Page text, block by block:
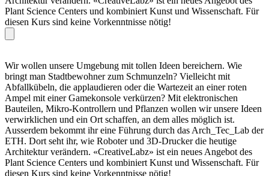
Plant Science Centers und kombiniert Kunst und Wissenschaft. Für
diesen Kurs sind keine Vorkenntnisse nötig!
Wir wollen unsere Umgebung mit tollen Ideen bereichern. Wie
bringt man Stadtbewohner zum Schmunzeln? Vielleicht mit
Abfallkübeln, die applaudieren oder die Wartezeit an einer roten
Ampel mit einer Gamekonsole verkürzen? Mit elektronischen
Bauteilen, Mikro-Kontrollern und Pflanzen wollen wir unsere Ideen
verwirklichen und ein Ort schaffen, an dem alles möglich ist.
Ausserdem bekommt ihr eine Führung durch das Arch_Tec_Lab der
ETH. Dort seht ihr, wie Roboter und 3D-Drucker die heutige
Architektur verändern. «CreativeLabz» ist ein neues Angebot des
Plant Science Centers und kombiniert Kunst und Wissenschaft. Für
diesen Kurs sind keine Vorkenntnisse nötig!